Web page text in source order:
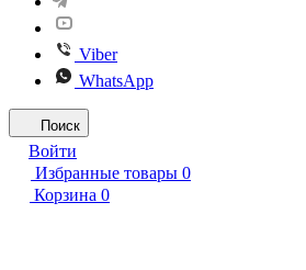
Viber
WhatsApp
Поиск
Войти
Избранные товары 0
Корзина 0